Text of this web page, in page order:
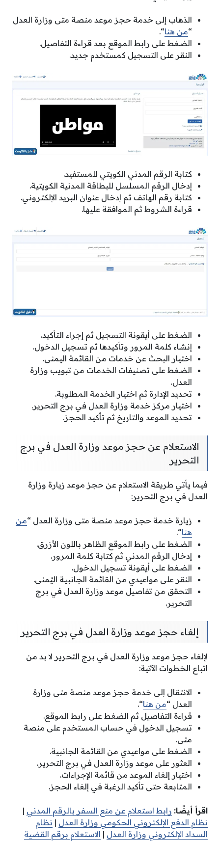
الذهاب إلى خدمة حجز موعد منصة متى وزارة العدل
“من هنا“.
الضغط على رابط الموقع بعد قراءة التفاصيل.
النقر على التسجيل كمستخدم جديد.
كتابة الرقم المدني الكويتي للمستفيد.
إدخال الرقم المسلسل للبطاقة المدنية الكويتية.
كتابة رقم الهاتف ثم إدخال عنوان البريد الإلكتروني.
قراءة الشروط ثم الموافقة عليها.
الضغط على أيقونة التسجيل ثم إجراء التأكيد.
إنشاء كلمة المرور وتأكيدها ثم تسجيل الدخول.
اختيار البحث عن خدمات من القائمة اليمنى.
الضغط على تصنيفات الخدمات من تبويب وزارة
العدل.
تحديد الإدارة ثم اختيار الخدمة المطلوبة.
اختيار مركز خدمة وزارة العدل في برج التحرير.
تحديد الموعد والتاريخ ثم تأكيد الحجز.
الاستعلام عن حجز موعد وزارة العدل في برج
التحرير
فيما يأتي طريقة الاستعلام عن حجز موعد زيارة وزارة
العدل في برج التحرير:
زيارة خدمة حجز موعد منصة متى وزارة العدل “من
هنا“.
الضغط على رابط الموقع الظاهر باللون الأزرق.
إدخال الرقم المدني ثم كتابة كلمة المرور.
الضغط على أيقونة تسجيل الدخول.
النقر على مواعيدي من القائمة الجانبية اليُمنى.
التحقق من تفاصيل موعد وزارة العدل في برج
التحرير.
إلغاء حجز موعد وزارة العدل في برج التحرير
لإلغاء حجز موعد وزارة العدل في برج التحرير لا بد من
اتباع الخطوات الآتية:
الانتقال إلى خدمة حجز موعد منصة متى وزارة
العدل “من هنا“.
قراءة التفاصيل ثم الضغط على رابط الموقع.
تسجيل الدخول في حساب المستخدم على منصة
متى.
الضغط على مواعيدي من القائمة الجانبية.
العثور على موعد وزارة العدل في برج التحرير.
اختيار إلغاء الموعد من قائمة الإجراءات.
المتابعة حتى تأكيد الرغبة في إلغاء الحجز.
اقرأ أيضًا: رابط استعلام عن منع السفر بالرقم المدني |
نظام الدفع الإلكتروني الحكومي وزارة العدل | نظام
السداد الإلكتروني وزارة العدل | الاستعلام برقم القضية